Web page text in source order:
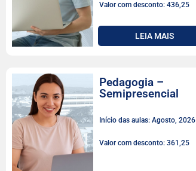
Valor com desconto: 436,25
LEIA MAIS
Pedagogia –
Semipresencial
Início das aulas: Agosto, 2026
Valor com desconto: 361,25